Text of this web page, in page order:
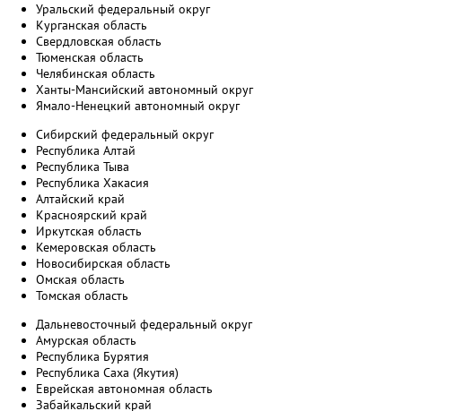
Уральский федеральный округ
Курганская область
Свердловская область
Тюменская область
Челябинская область
Ханты-Мансийский автономный округ
Ямало-Ненецкий автономный округ
Сибирский федеральный округ
Республика Алтай
Республика Тыва
Республика Хакасия
Алтайский край
Красноярский край
Иркутская область
Кемеровская область
Новосибирская область
Омская область
Томская область
Дальневосточный федеральный округ
Амурская область
Республика Бурятия
Республика Саха (Якутия)
Еврейская автономная область
Забайкальский край